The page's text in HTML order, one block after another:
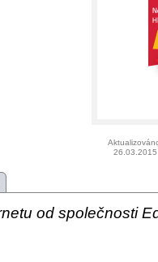
26.03.2015
od společnosti